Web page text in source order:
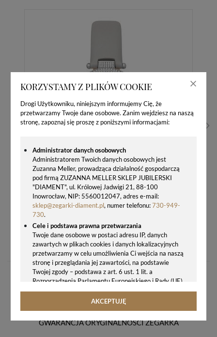
KORZYSTAMY Z PLIKÓW COOKIE
Drogi Użytkowniku, niniejszym informujemy Cię, że
przetwarzamy Twoje dane osobowe. Zanim wejdziesz na naszą
stronę, zapoznaj się proszę z poniższymi informacjami:
Administrator danych osobowych
Administratorem Twoich danych osobowych jest
Zuzanna Meller, prowadząca działalność gospodarczą
pod firmą ZUZANNA MELLER SKLEP JUBILERSKI
"DIAMENT", ul. Królowej Jadwigi 21, 88-100
Inowrocław, NIP: 5560012047, adres e-mail:
sklep@zegarki-diament.pl, numer telefonu:730-949-
730.
Cele i podstawa prawna przetwarzania
Twoje dane osobowe w postaci adresu IP, danych
zawartych w plikach cookies i danych lokalizacyjnych
przetwarzamy w celu umożliwienia Ci wejścia na naszą
stronę i przeglądania jej zawartości, na podstawie
Twojej zgody – podstawa z art. 6 ust. 1 lit. a
Rozporządzenia Parlamentu Europejskiego i Rady (UE)
2016/679 z 27.04.2016 r. w sprawie ochrony osób
fizycznych w związku z przetwarzaniem danych
rozporządzenie o ochronie danych, tj. RODO).
AKCEPTUJĘ
ZEGAREK DAMSKI MICHAEL KORS PARKER MK6807
804,00 zł
GWARANCJA ORYGINALNOŚCI ZEGARKA